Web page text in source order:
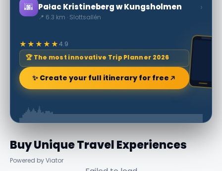
🌆 Pałac Kristineberg w Kungsholmen
📍 6.3 km · Slottsallén
›
★★★★★4.9
🏆 The most innovative Trip Planner 2026
✨ Create your full itinerary for free
Buy Unique Travel Experiences
Powered by Viator